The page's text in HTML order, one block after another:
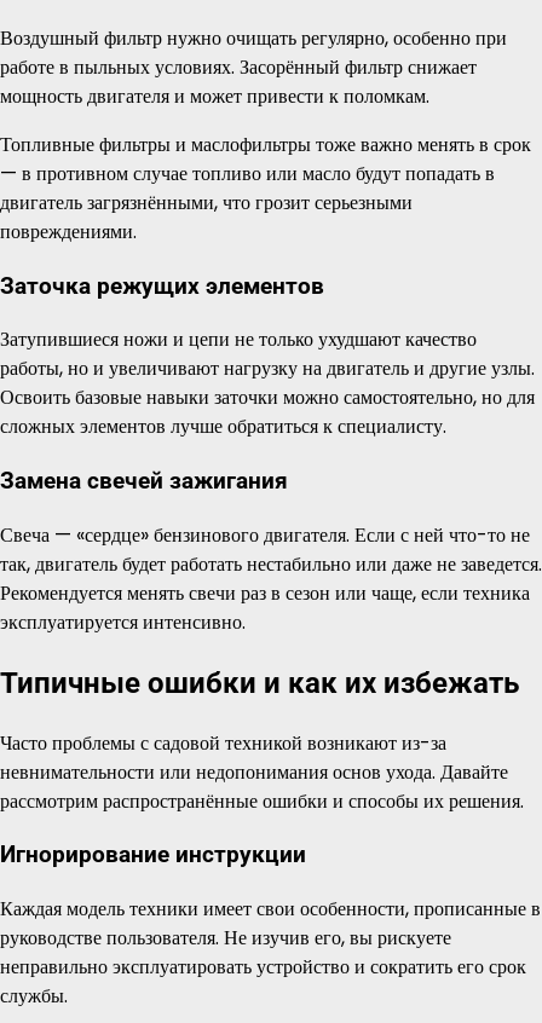
Воздушный фильтр нужно очищать регулярно, особенно при
работе в пыльных условиях. Засорённый фильтр снижает
мощность двигателя и может привести к поломкам.
Топливные фильтры и маслофильтры тоже важно менять в срок
— в противном случае топливо или масло будут попадать в
двигатель загрязнёнными, что грозит серьезными
повреждениями.
Заточка режущих элементов
Затупившиеся ножи и цепи не только ухудшают качество
работы, но и увеличивают нагрузку на двигатель и другие узлы.
Освоить базовые навыки заточки можно самостоятельно, но для
сложных элементов лучше обратиться к специалисту.
Замена свечей зажигания
Свеча — «сердце» бензинового двигателя. Если с ней что-то не
так, двигатель будет работать нестабильно или даже не заведется.
Рекомендуется менять свечи раз в сезон или чаще, если техника
эксплуатируется интенсивно.
Типичные ошибки и как их избежать
Часто проблемы с садовой техникой возникают из-за
невнимательности или недопонимания основ ухода. Давайте
рассмотрим распространённые ошибки и способы их решения.
Игнорирование инструкции
Каждая модель техники имеет свои особенности, прописанные в
руководстве пользователя. Не изучив его, вы рискуете
неправильно эксплуатировать устройство и сократить его срок
службы.